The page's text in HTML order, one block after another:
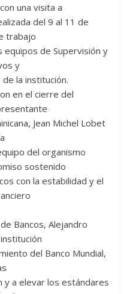
una visita a
del 9 al 11 de
trabajo
de Supervisión y
y
la institución.
en el cierre del
Jean Michel Lobet
del organismo
sostenido
con la estabilidad y el
Bancos, Alejandro
del Banco Mundial,
y a elevar los estándares